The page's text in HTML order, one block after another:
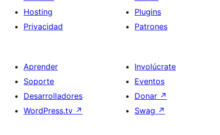
Hosting
Privacidad
Plugins
Patrones
Aprender
Soporte
Desarrolladores
WordPress.tv ↗
Involúcrate
Eventos
Donar ↗
Swag ↗